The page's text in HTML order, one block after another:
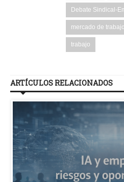
Debate Sindical-
mercado de trabajo
trabajo
ARTÍCULOS RELACIONADOS